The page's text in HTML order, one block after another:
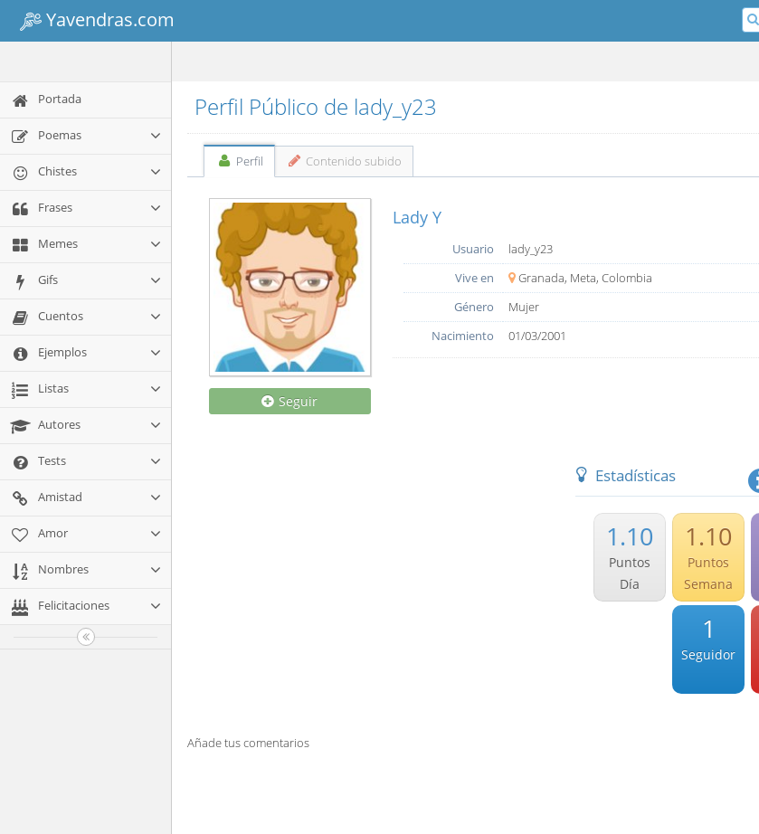
Yavendras.com
Portada
Poemas
Chistes
Frases
Memes
Gifs
Cuentos
Ejemplos
Listas
Autores
Tests
Amistad
Amor
Nombres
Felicitaciones
Perfil Público de lady_y23
Perfil Contenido subido
Seguir
Lady Y
Usuario
lady_y23
Vive en
Granada, Meta, Colombia
Género
Mujer
Nacimiento
01/03/2001
Estadísticas
1.10
Puntos
Día
1.10
Puntos
Semana
1
Seguidor
Añade tus comentarios